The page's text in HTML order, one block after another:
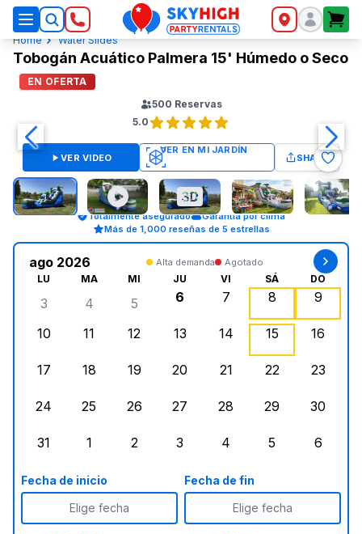
SkyHigh Logo
Home Water Slides
Tobogán Acuático Palmera 15' Húmedo o Seco
EN OFERTA
500 Reservas
5.0
VER VIDEO SHARE
Totalmente asegurado
Garantía por clima
Más de 1,000 reseñas de 5 estrellas
ago 2026 Alta demanda Agotado
LU MA MI JU VI SÁ DO
lunes, agosto 3, 2026
3
martes, agosto 4, 2026
4
miércoles, agosto 5, 2026
5
6
7
8
9
10
11
12
13
14
15
16
17
18
19
20
21
22
23
24
25
26
27
28
29
30
31
1
2
3
4
5
6
Fecha de inicio
Elige fecha
Fecha de fin
Elige fecha